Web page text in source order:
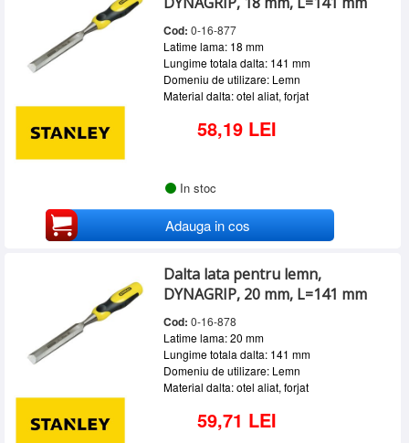
Cod: 0-16-877
Latime lama: 18 mm
Lungime totala dalta: 141 mm
Domeniu de utilizare: Lemn
Material dalta: otel aliat, forjat
58,19 LEI
In stoc
Adauga in cos
Dalta lata pentru lemn,
DYNAGRIP, 20 mm, L=141 mm
Cod: 0-16-878
Latime lama: 20 mm
Lungime totala dalta: 141 mm
Domeniu de utilizare: Lemn
Material dalta: otel aliat, forjat
59,71 LEI